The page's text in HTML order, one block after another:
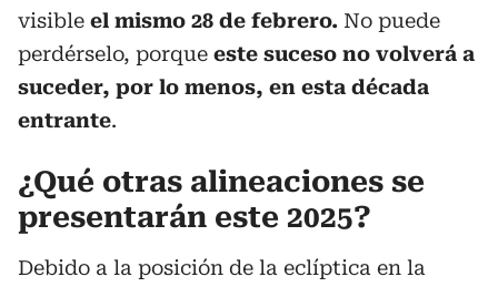
visible el mismo 28 de febrero. No puede
perdérselo, porque este suceso no volverá a
suceder, por lo menos, en esta década
entrante.
¿Qué otras alineaciones se
presentarán este 2025?
Debido a la posición de la eclíptica en la